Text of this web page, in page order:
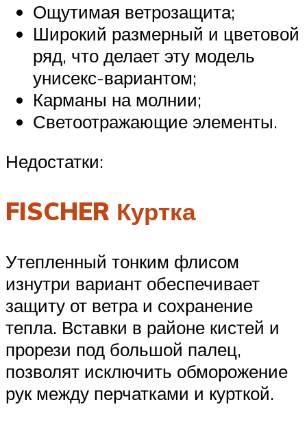
Ощутимая ветрозащита;
Широкий размерный и цветовой
ряд, что делает эту модель
унисекс-вариантом;
Карманы на молнии;
Светоотражающие элементы.
Недостатки:
FISCHER Куртка
Утепленный тонким флисом
изнутри вариант обеспечивает
защиту от ветра и сохранение
тепла. Вставки в районе кистей и
прорези под большой палец,
позволят исключить обморожение
рук между перчатками и курткой.